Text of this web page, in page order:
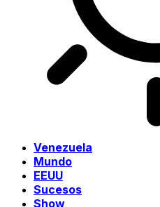
Venezuela
Mundo
EEUU
Sucesos
Show